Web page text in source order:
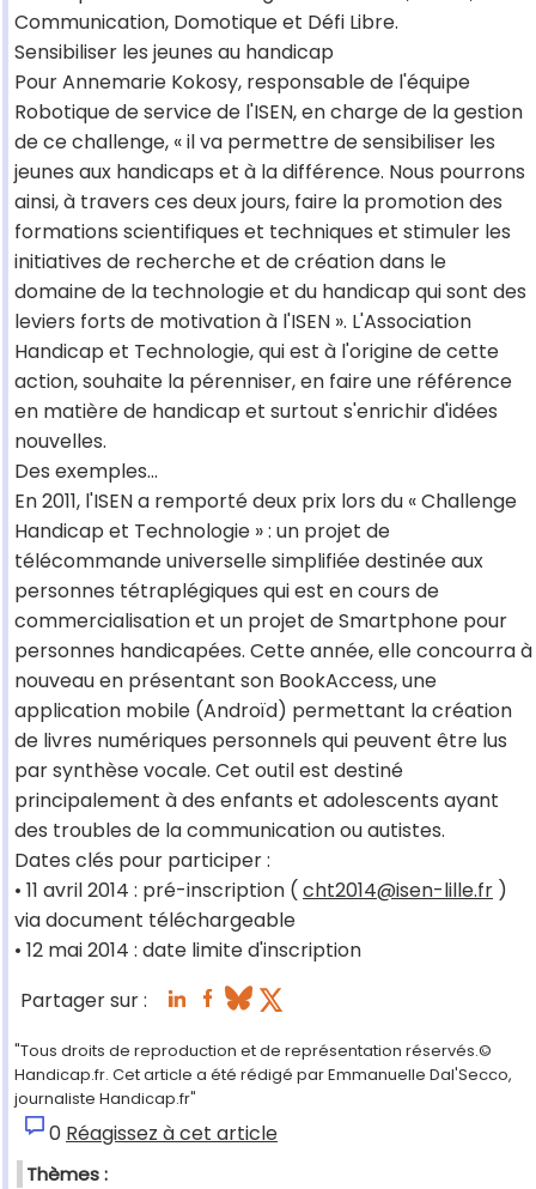
Communication, Domotique et Défi Libre.
Sensibiliser les jeunes au handicap
Pour Annemarie Kokosy, responsable de l'équipe
Robotique de service de l'ISEN, en charge de la gestion
de ce challenge, « il va permettre de sensibiliser les
jeunes aux handicaps et à la différence. Nous pourrons
ainsi, à travers ces deux jours, faire la promotion des
formations scientifiques et techniques et stimuler les
initiatives de recherche et de création dans le
domaine de la technologie et du handicap qui sont des
leviers forts de motivation à l'ISEN ». L'Association
Handicap et Technologie, qui est à l'origine de cette
action, souhaite la pérenniser, en faire une référence
en matière de handicap et surtout s'enrichir d'idées
nouvelles.
Des exemples...
En 2011, l'ISEN a remporté deux prix lors du « Challenge
Handicap et Technologie » : un projet de
télécommande universelle simplifiée destinée aux
personnes tétraplégiques qui est en cours de
commercialisation et un projet de Smartphone pour
personnes handicapées. Cette année, elle concourra à
nouveau en présentant son BookAccess, une
application mobile (Androïd) permettant la création
de livres numériques personnels qui peuvent être lus
par synthèse vocale. Cet outil est destiné
principalement à des enfants et adolescents ayant
des troubles de la communication ou autistes.
Dates clés pour participer :
• 11 avril 2014 : pré-inscription ( cht2014@isen-lille.fr )
via document téléchargeable
• 12 mai 2014 : date limite d'inscription
Partager sur :
"Tous droits de reproduction et de représentation réservés.©
Handicap.fr. Cet article a été rédigé par Emmanuelle Dal'Secco,
journaliste Handicap.fr"
0 Réagissez à cet article
Thèmes :